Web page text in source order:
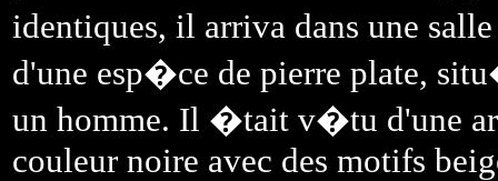
identiques, il arriva dans une
d'une esp�ce de pierre plate,
un homme. Il �tait v�tu d'une
couleur noire avec des motifs